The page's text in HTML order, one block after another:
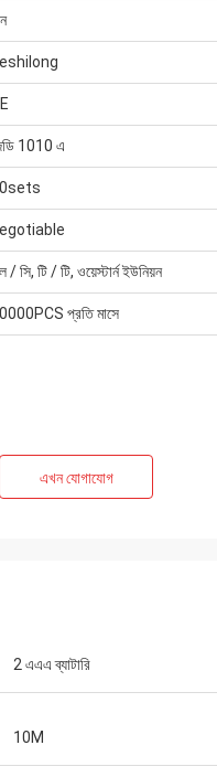
1010 এ
/ সি, টি / টি, ওয়েস্টার্ন ইউনিয়ন
প্রতি মাসে
এখন যোগাযোগ
2 এএএ ব্যাটারি
10M